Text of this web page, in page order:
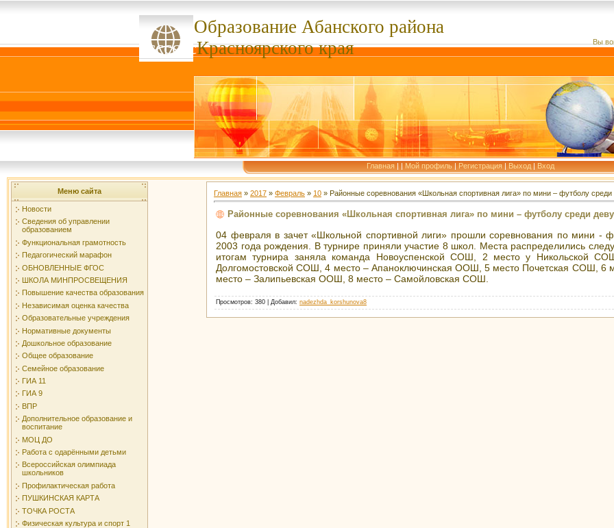
Образование Абанского района
сссссссКрасноярского края Вы
Главная | | Мой профиль | Регистрация | Выход | Вход
Меню сайта
Новости
Сведения об управлении
образованием
Функциональная грамотность
Педагогический марафон
ОБНОВЛЕННЫЕ ФГОС
ШКОЛА МИНПРОСВЕЩЕНИЯ
Повышение качества образования
Независимая оценка качества
Образовательные учреждения
Нормативные документы
Дошкольное образование
Общее образование
Семейное образование
ГИА 11
ГИА 9
ВПР
Дополнительное образование и
воспитание
МОЦ ДО
Работа с одарёнными детьми
Всероссийская олимпиада
школьников
Профилактическая работа
ПУШКИНСКАЯ КАРТА
ТОЧКА РОСТА
Физическая культура и спорт 1
Главная » 2017 » Февраль » 10 » Районные соревнования «Школьная спортивная лига» по мини – футболу среди
Районные соревнования «Школьная спортивная лига» по мини – футболу среди
04 февраля в зачет «Школьной спортивной лиги» прошли соревнования по мини -
2003 года рождения. В турнире приняли участие 8 школ. Места распределились
итогам турнира заняла команда Новоуспенской СОШ, 2 место у Никольской
Долгомостовской СОШ, 4 место – Апаноключинская ООШ, 5 место Почетская СОШ,
место – Залипьевская ООШ, 8 место – Самойловская СОШ.
Просмотров: 380 | Добавил: nadezhda_korshunova8